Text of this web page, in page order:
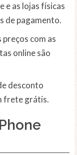
e as lojas físicas
de pagamento.
preços com as
online são
desconto
frete grátis.